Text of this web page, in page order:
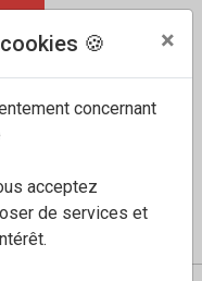
33
🍪 ×
concernant
acceptez
de services et